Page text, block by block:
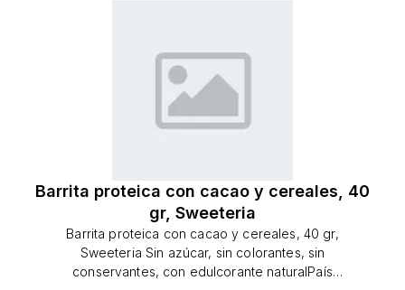
Barrita proteica con cacao y cereales, 40
gr, Sweeteria
Barrita proteica con cacao y cereales, 40 gr,
Sweeteria Sin azúcar, sin colorantes, sin
conservantes, con edulcorante naturalPaís